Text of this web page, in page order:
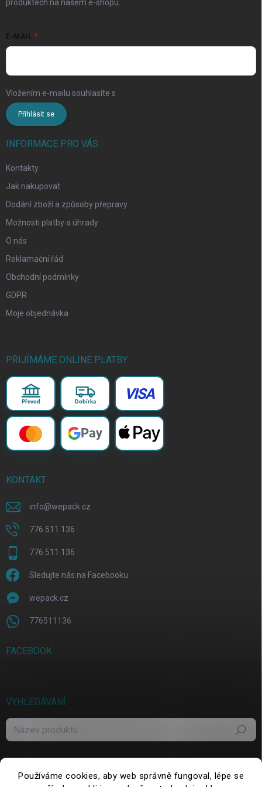
Používáme cookies, aby web správně fungoval, lépe se
produktech na našem e-shopu.
E-MAIL
Vložením e-mailu souhlasíte s
Přihlásit se
INFORMACE PRO VÁS
Kontakty
Jak nakupovat
Dodání zboží a způsoby přepravy
Možnosti platby a úhrady
O nás
Reklamační řád
Obchodní podmínky
GDPR
Moje objednávka
PŘIJÍMÁME ONLINE PLATBY
Převod Dobírka VISA
Pay
KONTAKT
info@wepack.cz
776 511 136
776 511 136
Sledujte nás na Facebooku
wepack.cz
776511136
FACEBOOK
VYHLEDÁVÁNÍ
Hledat